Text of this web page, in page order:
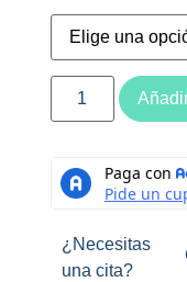
¿Necesitas
una cita?